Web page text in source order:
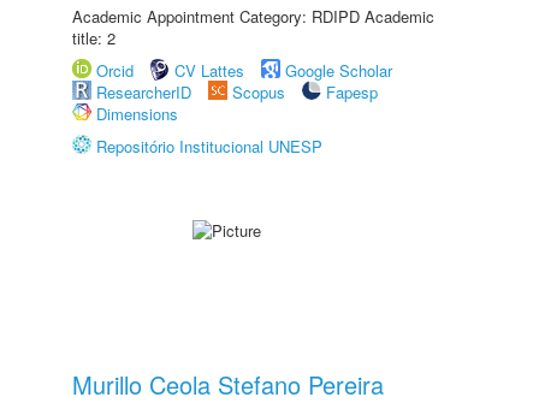
Academic Appointment Category: RDIPD Academic
title: 2
Orcid
CV Lattes
Google Scholar
ResearcherID
Scopus
Fapesp
Dimensions
Repositório Institucional UNESP
Murillo Ceola Stefano Pereira